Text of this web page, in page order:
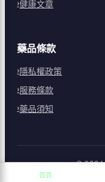
健康文章
藥品條款
隱私權政策
服務條款
藥品須知
©2026
首頁